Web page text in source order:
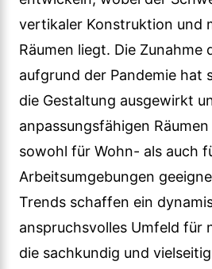
vertikaler Konstruktion und
Räumen liegt. Die Zunahme
aufgrund der Pandemie hat
die Gestaltung ausgewirkt
anpassungsfähigen
sowohl für Wohn- als auch
Arbeitsumgebungen
Trends schaffen ein
anspruchsvolles Umfeld für
die sachkundig und